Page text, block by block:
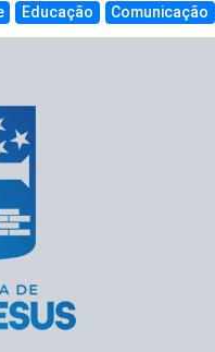
Educação Comunicação